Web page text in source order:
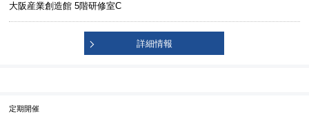
大阪産業創造館 5階研修室C
詳細情報
定期開催